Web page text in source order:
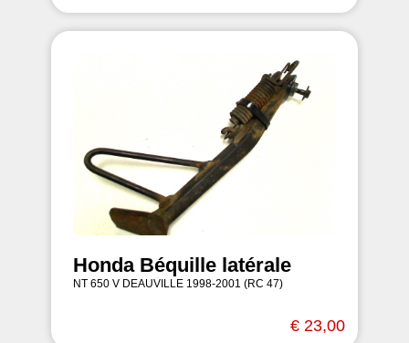
Honda Béquille latérale
NT 650 V DEAUVILLE 1998-2001 (RC 47)
€ 23,00